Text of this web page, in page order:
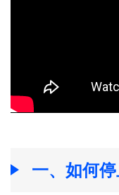
一、如何